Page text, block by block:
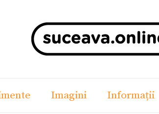
Imagini Informații